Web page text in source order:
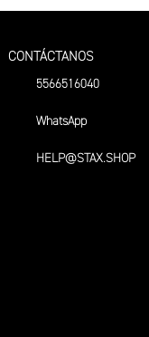
CONTÁCTANOS
5566516040
WhatsApp
HELP@STAX.SHOP